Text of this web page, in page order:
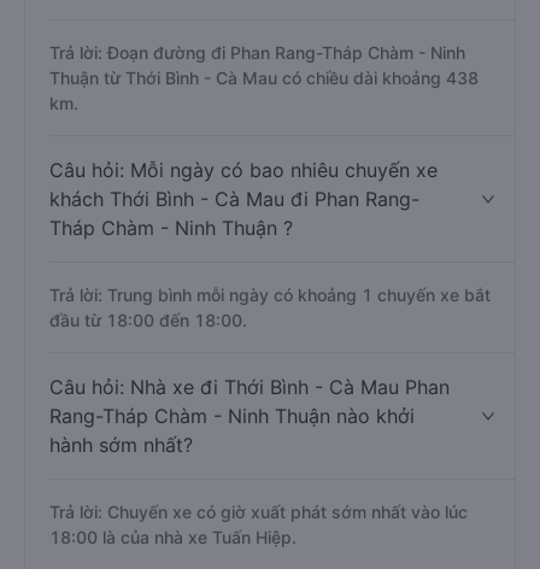
Trả lời: Đoạn đường đi Phan Rang-Tháp Chàm - Ninh
Thuận từ Thới Bình - Cà Mau có chiều dài khoảng 438
km.
Câu hỏi: Mỗi ngày có bao nhiêu chuyến xe
khách Thới Bình - Cà Mau đi Phan Rang-
Tháp Chàm - Ninh Thuận ?
Trả lời: Trung bình mỗi ngày có khoảng 1 chuyến xe bắt
đầu từ 18:00 đến 18:00.
Câu hỏi: Nhà xe đi Thới Bình - Cà Mau Phan
Rang-Tháp Chàm - Ninh Thuận nào khởi
hành sớm nhất?
Trả lời: Chuyến xe có giờ xuất phát sớm nhất vào lúc
18:00 là của nhà xe Tuấn Hiệp.